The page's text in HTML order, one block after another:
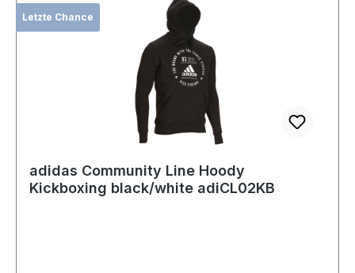
Letzte Chance
adidas Community Line Hoody
Kickboxing black/white adiCL02KB